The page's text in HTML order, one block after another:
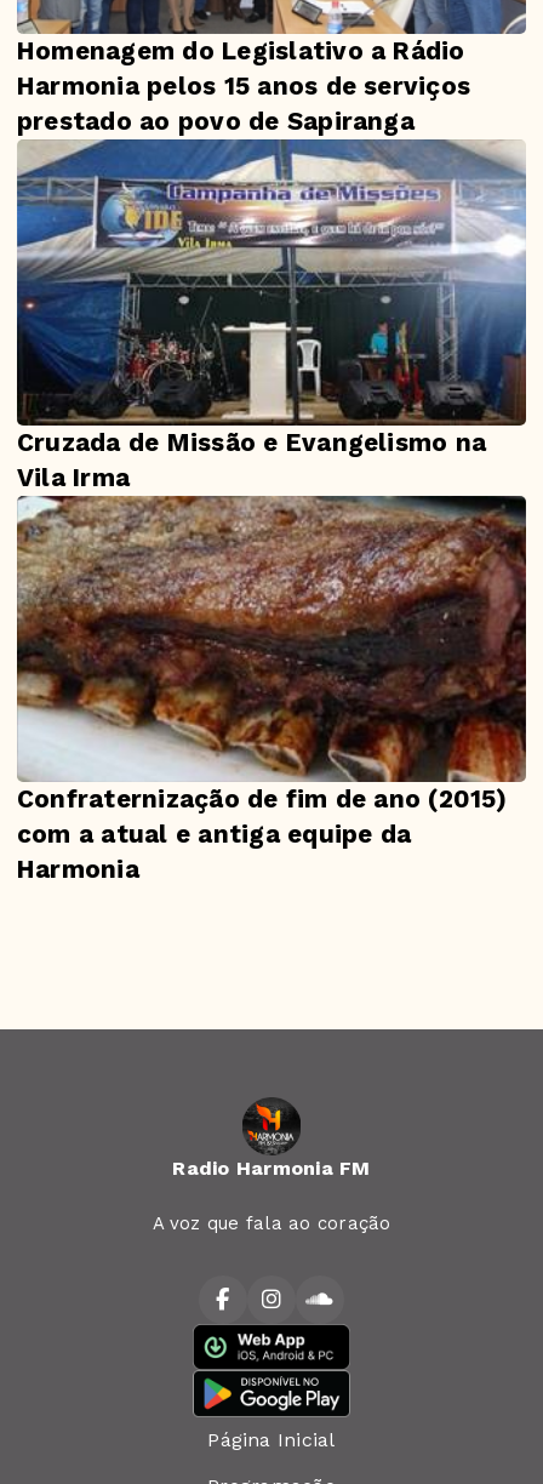
Homenagem do Legislativo a Rádio
Harmonia pelos 15 anos de serviços
prestado ao povo de Sapiranga
Cruzada de Missão e Evangelismo na
Vila Irma
Confraternização de fim de ano (2015)
com a atual e antiga equipe da
Harmonia
Radio Harmonia FM
A voz que fala ao coração
Página Inicial